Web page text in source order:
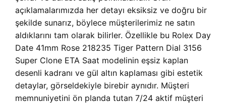
açıklamalarımızda her detayı eksiksiz ve doğru bir
şekilde sunarız, böylece müşterilerimiz ne satın
aldıklarını tam olarak bilirler. Özellikle bu Rolex Day
Date 41mm Rose 218235 Tiger Pattern Dial 3156
Super Clone ETA Saat modelinin eşsiz kaplan
desenli kadranı ve gül altın kaplaması gibi estetik
detaylar, görseldekiyle birebir aynıdır. Müşteri
memnuniyetini ön planda tutan 7/24 aktif müşteri